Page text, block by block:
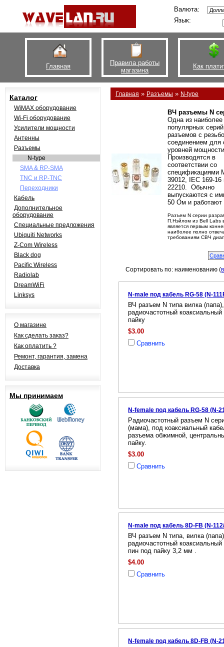
Валюта:
Язык:
Главная
Правила работы
магазина
Как
Каталог
WiMAX оборудование
Wi-Fi оборудование
Усилители мощности
Антенны
Разъемы
N-type
SMA & RP-SMA
TNC и RP-TNC
Переходники
Кабель
Дополнительное
оборудование
Специальные предложения
Ubiquiti Networks
Z-Com Wireless
Black dog
Pacific Wireless
Radiolab
DreamWiFi
Linksys
О магазине
Как сделать заказ?
Как оплатить ?
Ремонт, гарантия, замена
Доставка
Мы принимаем
Главная » Разъемы » N-type
ВЧ разъемы N
Одна из наиболее
популярных
разъемов с
соединением для
уровней
Производятся в
соответствии со
спецификациями
39012, IEC 169-16
22210. Обычно
выпускаются с
50 Ом и работают
Разъем N серии
П.Нэйлом из Bell Labs
является первым
наиболее полно
требованиям СВЧ
Сортировать по: наименованию (
N-male под кабель RG-58 (N-
ВЧ разъем N типа вилка
радиочастотный
пайку
$3.00
Сравнить
N-female под кабель RG-58 (N-
Радиочастотный разъем N
(мама), под коаксиальный
разъема обжимной,
пайку.
$3.00
Сравнить
N-male под кабель 8D-FB (N-
ВЧ разъем N типа, вилка
радиочастотный
пин под пайку 3,2 мм .
$4.00
Сравнить
N-female под кабель 8D-FB (N-